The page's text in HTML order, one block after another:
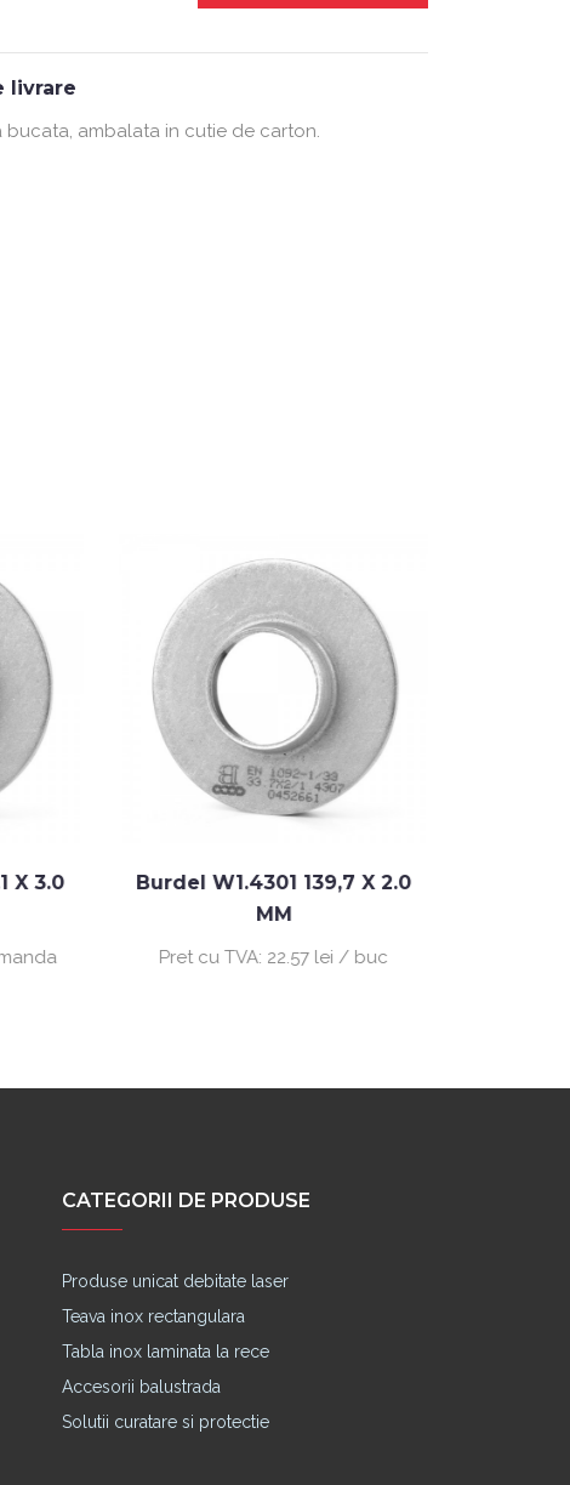
livrare
bucata, ambalata in cutie de carton.
X 3.0
Burdel W1.4301 139,7 X 2.0
MM
Pret cu TVA: 22.57 lei / buc
CATEGORII DE PRODUSE
Produse unicat debitate laser
Teava inox rectangulara
Tabla inox laminata la rece
Accesorii balustrada
Solutii curatare si protectie